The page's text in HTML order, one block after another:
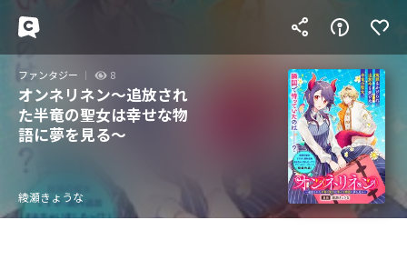
ファンタジー 8
オンネリネン～追放され
た半竜の聖女は幸せな物
語に夢を見る～
綾瀬きょうな